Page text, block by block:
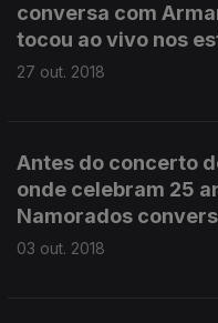
conversa com
tocou ao vivo nos
27 out. 2018
Antes do concerto
onde celebram 25
Namorados
03 out. 2018